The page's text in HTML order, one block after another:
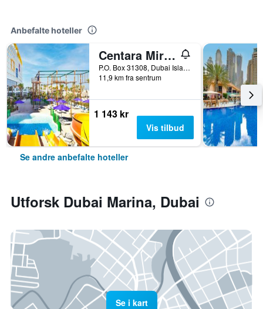
Anbefalte hoteller
Centara Mirage Beach Resort Dubai
P.O. Box 31308, Dubai Islands, Dubai, United Arab Emirates, Dubai, Forente Arabiske Emirater
11,9 km fra sentrum
1 143 kr
Vis tilbud
Se andre anbefalte hoteller
Utforsk Dubai Marina, Dubai
Se i kart